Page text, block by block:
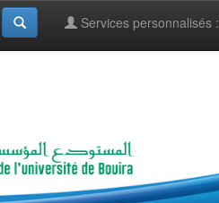
Services personnalisés :